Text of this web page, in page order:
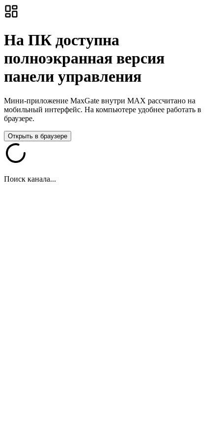
На ПК доступна
полноэкранная версия
панели управления
Мини-приложение MaxGate внутри MAX рассчитано на
мобильный интерфейс. На компьютере удобнее работать в
браузере.
Открыть в браузере
Поиск канала...